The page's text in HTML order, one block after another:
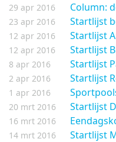
29 apr 2016 Column:
23 apr 2016 Startlijst
12 apr 2016 Startlijst
12 apr 2016 Startlijst
8 apr 2016 Startlijst
2 apr 2016 Startlijst
1 apr 2016
20 mrt 2016 Startlijst
16 mrt 2016
14 mrt 2016 Startlijst